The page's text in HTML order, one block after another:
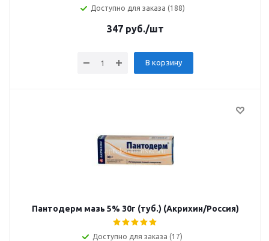
Доступно для заказа (188)
347руб./шт
В корзину
Пантодерм мазь 5% 30г (туб.) (Акрихин/Россия)
Доступно для заказа (17)